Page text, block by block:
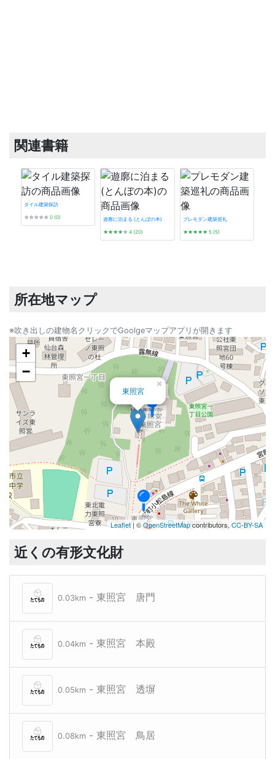
関連書籍
タイル建築探訪
☆☆☆☆☆ 0 (0) 遊廓に泊まる (とんぼの本)
★★★★☆ 4 (20)
プレモダン建築巡礼
★★★★★5 (5)
所在地マップ
※吹き出しの建物名クリックでGoolgeマップアプリが開きます
東照宮
東照宮
東照宮
東照宮
東照宮
×
+
−
Leaflet| ©OpenStreetMapcontributors, CC-BY-SA
近くの有形文化財
0.03km - 東照宮 唐門
0.04km - 東照宮 本殿
0.05km - 東照宮 透塀
0.08km - 東照宮 鳥居